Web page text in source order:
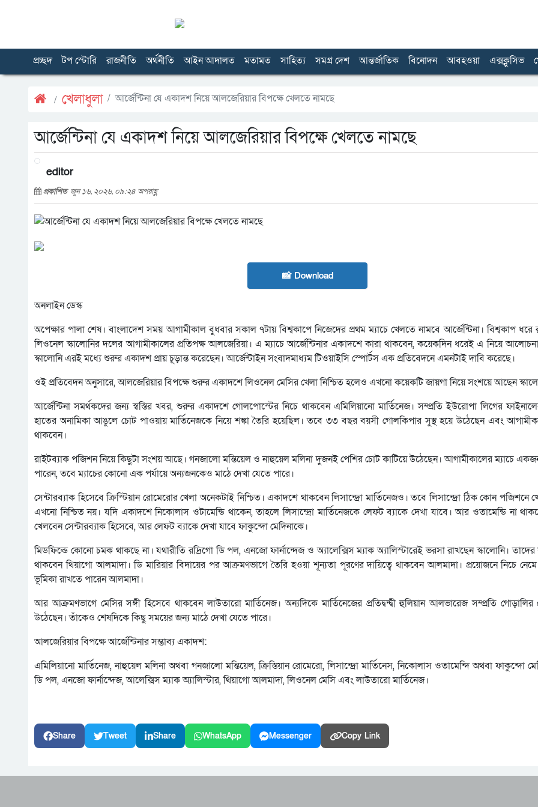
প্রচ্ছদ টপ স্টোরি রাজনীতি অর্থনীতি আইন আদালত মতামত সাহিত্য সমগ্র দেশ আন্তর্জাতিক বিনোদন আবহওয়া এক্সক্লুসিভ
খেলাধুলা আর্জেন্টিনা যে একাদশ নিয়ে আলজেরিয়ার বিপক্ষে খেলতে নামছে
আর্জেন্টিনা যে একাদশ নিয়ে আলজেরিয়ার বিপক্ষে খেলতে নামছে
editor
প্রকাশিত জুন ১৬, ২০২৬, ০৯:২৪ অপরাহ্ণ
📸 Download
অনলাইন ডেস্ক
অপেক্ষার পালা শেষ। বাংলাদেশ সময় আগামীকাল বুধবার সকাল ৭টায় বিশ্বকাপে নিজেদের প্রথম ম্যাচে খেলতে নামবে আর্জেন্টিনা। বিশ্বকাপ ধরে
লিওনেল স্কালোনির দলের আগামীকালের প্রতিপক্ষ আলজেরিয়া। এ ম্যাচে আর্জেন্টিনার একাদশে কারা থাকবেন, কয়েকদিন ধরেই এ নিয়ে
স্কালোনি এরই মধ্যে শুরুর একাদশ প্রায় চূড়ান্ত করেছেন। আর্জেন্টাইন সংবাদমাধ্যম টিওয়াইসি স্পোর্টস এক প্রতিবেদনে এমনটাই দাবি করেছে।
ওই প্রতিবেদন অনুসারে, আলজেরিয়ার বিপক্ষে শুরুর একাদশে লিওনেল মেসির খেলা নিশ্চিত হলেও এখনো কয়েকটি জায়গা নিয়ে সংশয়ে আছেন
আর্জেন্টিনা সমর্থকদের জন্য স্বস্তির খবর, শুরুর একাদশে গোলপোস্টের নিচে থাকবেন এমিলিয়ানো মার্তিনেজ। সম্প্রতি ইউরোপা লিগের
হাতের অনামিকা আঙুলে চোট পাওয়ায় মার্তিনেজকে নিয়ে শঙ্কা তৈরি হয়েছিল। তবে ৩৩ বছর বয়সী গোলকিপার সুস্থ হয়ে উঠেছেন এবং
থাকবেন।
রাইটব্যাক পজিশন নিয়ে কিছুটা সংশয় আছে। গনজালো মন্তিয়েল ও নাহুয়েল মলিনা দুজনই পেশির চোট কাটিয়ে উঠেছেন। আগামীকালের ম্যাচে
পারেন, তবে ম্যাচের কোনো এক পর্যায়ে অন্যজনকেও মাঠে দেখা যেতে পারে।
সেন্টারব্যাক হিসেবে ক্রিস্টিয়ান রোমেরোর খেলা অনেকটাই নিশ্চিত। একাদশে থাকবেন লিসান্দ্রো মার্তিনেজও। তবে লিসান্দ্রো ঠিক কোন পজিশনে
এখনো নিশ্চিত নয়। যদি একাদশে নিকোলাস ওটামেন্ডি থাকেন, তাহলে লিসান্দ্রো মার্তিনেজকে লেফট ব্যাকে দেখা যাবে। আর ওতামেন্ডি না
খেলবেন সেন্টারব্যাক হিসেবে, আর লেফট ব্যাকে দেখা যাবে ফাকুন্দো মেদিনাকে।
মিডফিল্ডে কোনো চমক থাকছে না। যথারীতি রদ্রিগো ডি পল, এনজো ফার্নান্দেজ ও অ্যালেক্সিস ম্যাক অ্যালিস্টারেই ভরসা রাখছেন স্কালোনি। তাদের
থাকবেন থিয়াগো আলমাদা। ডি মারিয়ার বিদায়ের পর আক্রমণভাগে তৈরি হওয়া শূন্যতা পূরণের দায়িত্বে থাকবেন আলমাদা। প্রয়োজনে নিচে
ভূমিকা রাখতে পারেন আলমাদা।
আর আক্রমণভাগে মেসির সঙ্গী হিসেবে থাকবেন লাউতারো মার্তিনেজ। অন্যদিকে মার্তিনেজের প্রতিদ্বন্দ্বী হুলিয়ান আলভারেজ সম্প্রতি গোড়ালির
উঠেছেন। তাঁকেও শেষদিকে কিছু সময়ের জন্য মাঠে দেখা যেতে পারে।
আলজেরিয়ার বিপক্ষে আর্জেন্টিনার সম্ভাব্য একাদশ:
এমিলিয়ানো মার্তিনেজ, নাহুয়েল মলিনা অথবা গনজালো মন্তিয়েল, ক্রিস্তিয়ান রোমেরো, লিসান্দ্রো মার্তিনেস, নিকোলাস ওতামেন্দি অথবা ফাকুন্দো
ডি পল, এনজো ফার্নান্দেজ, আলেক্সিস ম্যাক অ্যালিস্টার, থিয়াগো আলমাদা, লিওনেল মেসি এবং লাউতারো মার্তিনেজ।
Share Tweet Share WhatsApp Messenger Copy Link